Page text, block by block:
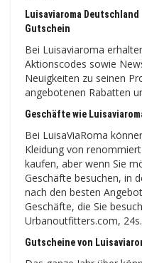
Luisaviaroma
Gutschein
Bei Luisaviaroma
Aktionscodes sowie
Neuigkeiten zu seinen
angebotenen Rabatten
Geschäfte wie
Bei LuisaViaRoma
Kleidung von
kaufen, aber wenn Sie
Geschäfte besuchen, in
nach den besten
Geschäfte, die Sie
Urbanoutfitters.com,
Gutscheine von